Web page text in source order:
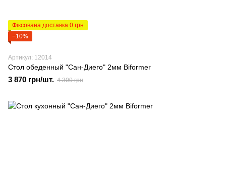
Фіксована доставка 0 грн
−10%
Артикул: 12014
Стол обеденный "Сан-Диего" 2мм Biformer
3 870 грн/шт. 4 300 грн